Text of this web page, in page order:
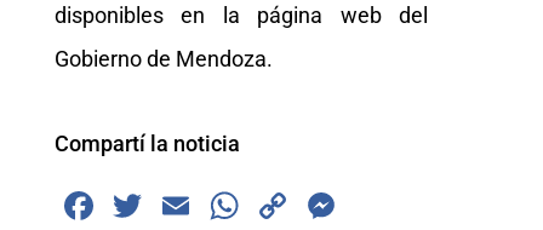
disponibles en la página web del
Gobierno de Mendoza.
Compartí la noticia
F
T
E
W
C